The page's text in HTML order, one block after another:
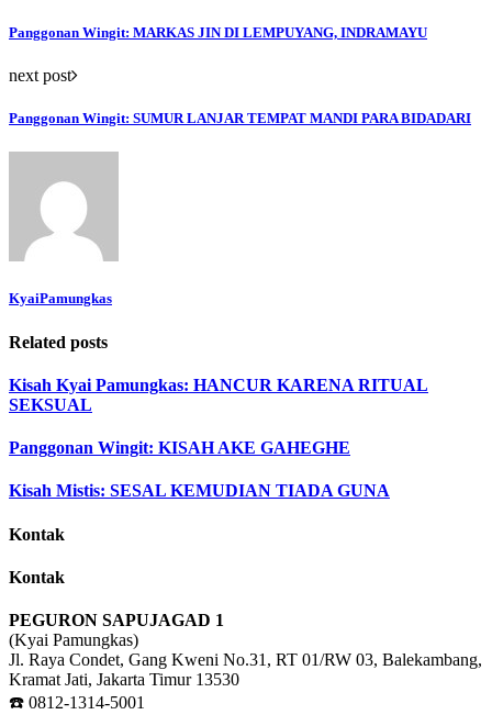
Panggonan Wingit: MARKAS JIN DI LEMPUYANG, INDRAMAYU
next post
Panggonan Wingit: SUMUR LANJAR TEMPAT MANDI PARA BIDADARI
KyaiPamungkas
Related posts
Kisah Kyai Pamungkas: HANCUR KARENA RITUAL
SEKSUAL
Panggonan Wingit: KISAH AKE GAHEGHE
Kisah Mistis: SESAL KEMUDIAN TIADA GUNA
Kontak
Kontak
PEGURON SAPUJAGAD 1
(Kyai Pamungkas)
Jl. Raya Condet, Gang Kweni No.31, RT 01/RW 03, Balekambang,
Kramat Jati, Jakarta Timur 13530
☎️ 0812-1314-5001